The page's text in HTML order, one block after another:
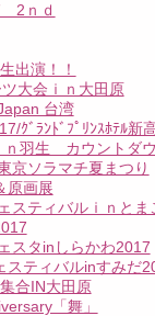
2ｎｄ
出演！！
大会ｉｎ大田原
台湾
ｸﾞﾗﾝﾄﾞﾌﾟﾘﾝｽﾎﾃﾙ新
ｎ羽生 カウントダ
京ソラマチ夏まつり
原画展
スティバルｉｎとま
スタinしらかわ2017
ティバルinすみだ
合IN大田原
「舞」